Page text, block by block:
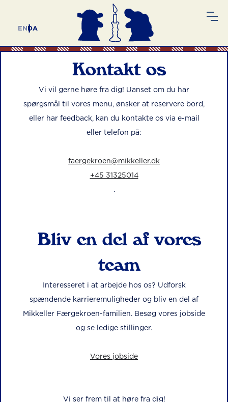
ENDA
Kontakt os
Vi vil gerne høre fra dig! Uanset om du har
spørgsmål til vores menu, ønsker at reservere bord,
eller har feedback, kan du kontakte os via e-mail
eller telefon på:
faergekroen@mikkeller.dk
+45 31325014
.
Bliv en del af vores
team
Interesseret i at arbejde hos os? Udforsk
spændende karrieremuligheder og bliv en del af
Mikkeller Færgekroen-familien. Besøg vores jobside
og se ledige stillinger.
Vores jobside
Vi ser frem til at høre fra dig!